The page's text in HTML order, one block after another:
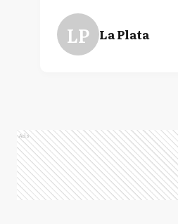
LP La Plata
Ads